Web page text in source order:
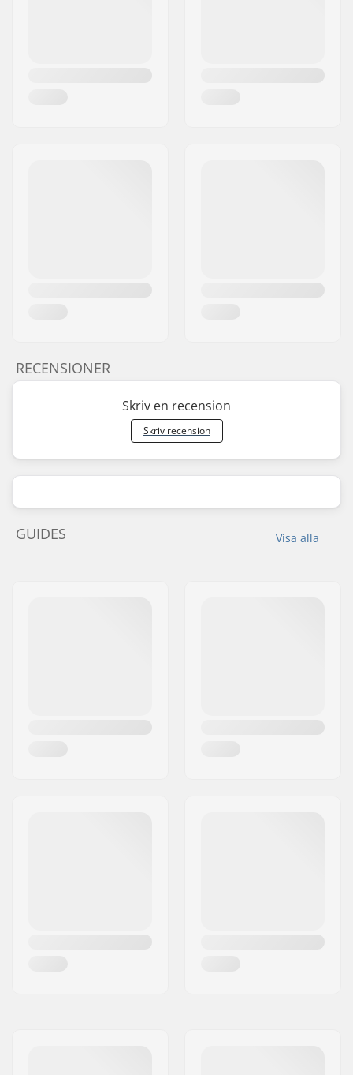
RECENSIONER
Skriv en recension
Skriv recension
Visa alla
GUIDES